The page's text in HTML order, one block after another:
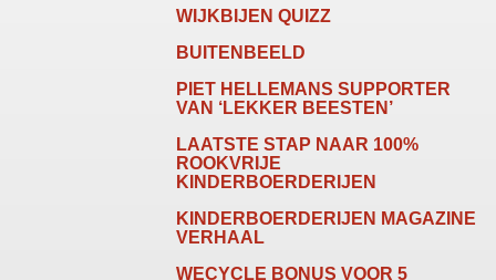
WIJKBIJEN QUIZZ
BUITENBEELD
PIET HELLEMANS SUPPORTER
VAN ‘LEKKER BEESTEN’
LAATSTE STAP NAAR 100%
ROOKVRIJE
KINDERBOERDERIJEN
KINDERBOERDERIJEN MAGAZINE
VERHAAL
WECYCLE BONUS VOOR 5